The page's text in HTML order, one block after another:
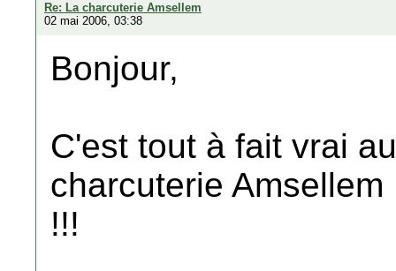
Re: La charcuterie Amsellem
02 mai 2006, 03:38
Bonjour,
C'est tout à fait vrai
charcuterie
!!!